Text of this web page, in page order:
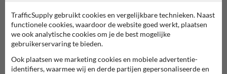
TrafficSupply gebruikt cookies en vergelijkbare technieken. Naast
functionele cookies, waardoor de website goed werkt, plaatsen
we ook analytische cookies om je de best mogelijke
gebruikerservaring te bieden.
Ook plaatsen we marketing cookies en mobiele advertentie-
identifiers, waarmee wij en derde partijen gepersonaliseerde en